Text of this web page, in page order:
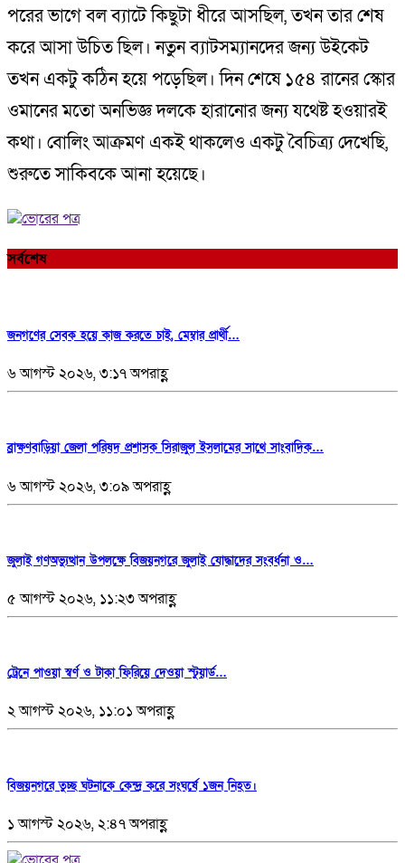
পরের ভাগে বল ব্যাটে কিছুটা ধীরে আসছিল, তখন তার শেষ
করে আসা উচিত ছিল। নতুন ব্যাটসম্যানদের জন্য উইকেট
তখন একটু কঠিন হয়ে পড়েছিল। দিন শেষে ১৫৪ রানের স্কোর
ওমানের মতো অনভিজ্ঞ দলকে হারানোর জন্য যথেষ্ট হওয়ারই
কথা। বোলিং আক্রমণ একই থাকলেও একটু বৈচিত্র্য দেখেছি,
শুরুতে সাকিবকে আনা হয়েছে।
সর্বশেষ
জনগণের সেবক হয়ে কাজ করতে চাই, মেম্বার প্রার্থী…
৬ আগস্ট ২০২৬, ৩:১৭ অপরাহ্ণ
ব্রাক্ষণবাড়িয়া জেলা পরিষদ প্রশাসক সিরাজুল ইসলামের সাথে সাংবাদিক…
৬ আগস্ট ২০২৬, ৩:০৯ অপরাহ্ণ
জুলাই গণঅভ্যুত্থান উপলক্ষে বিজয়নগরে জুলাই যোদ্ধাদের সংবর্ধনা ও…
৫ আগস্ট ২০২৬, ১১:২৩ অপরাহ্ণ
ট্রেনে পাওয়া স্বর্ণ ও টাকা ফিরিয়ে দেওয়া স্টুয়ার্ড…
২ আগস্ট ২০২৬, ১১:০১ অপরাহ্ণ
বিজয়নগরে তুচ্ছ ঘটনাকে কেন্দ্র করে সংঘর্ষে ১জন নিহত।
১ আগস্ট ২০২৬, ২:৪৭ অপরাহ্ণ